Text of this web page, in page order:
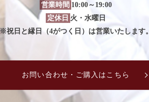
営業時間 10:00～19:00
定休日 火・水曜日
※祝日と縁日（4がつく日）は営業いたします。
お問い合わせ・ご購入はこちら